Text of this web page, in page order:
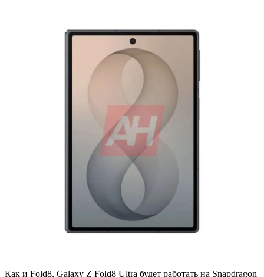
Как и Fold8, Galaxy Z Fold8 Ultra будет работать на Snapdragon